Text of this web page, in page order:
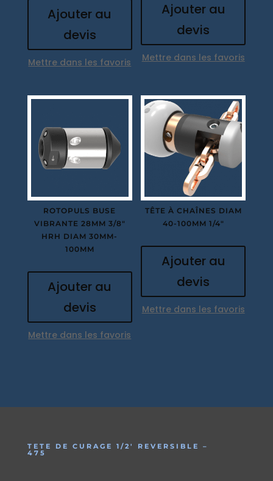
Ajouter au
devis
Mettre dans les favoris
Ajouter au
devis
Mettre dans les favoris
ROTOPULS BUSE
VIBRANTE 28MM 3/8″
HRH DIAM 30MM-
100MM
Ajouter au
devis
Mettre dans les favoris
TÊTE À CHAÎNES DIAM
40-100MM 1/4″
Ajouter au
devis
Mettre dans les favoris
TETE DE CURAGE 1/2′ REVERSIBLE –
475